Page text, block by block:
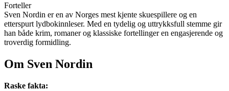
Forteller
Sven Nordin er en av Norges mest kjente skuespillere og en
etterspurt lydbokinnleser. Med en tydelig og uttrykksfull stemme gir
han både krim, romaner og klassiske fortellinger en engasjerende og
troverdig formidling.
Om Sven Nordin
Raske fakta: